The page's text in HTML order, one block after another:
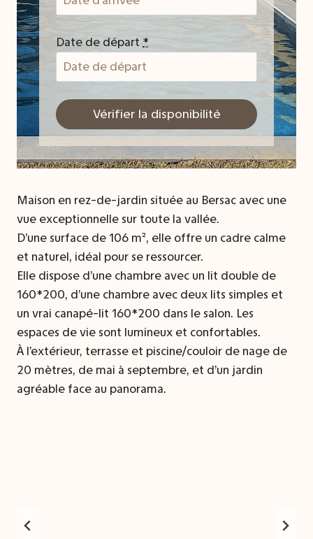
Date de départ *
Maison en rez-de-jardin située au Bersac avec une
vue exceptionnelle sur toute la vallée.
D’une surface de 106 m², elle offre un cadre calme
et naturel, idéal pour se ressourcer.
Elle dispose d’une chambre avec un lit double de
160*200, d’une chambre avec deux lits simples et
un vrai canapé-lit 160*200 dans le salon. Les
espaces de vie sont lumineux et confortables.
À l’extérieur, terrasse et piscine/couloir de nage de
20 mètres, de mai à septembre, et d’un jardin
agréable face au panorama.